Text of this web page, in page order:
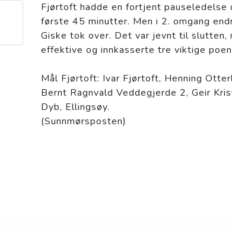
Fjørtoft hadde en fortjent pauseledelse
første 45 minutter. Men i 2. omgang
Giske tok over. Det var jevnt til slutten,
effektive og innkasserte tre viktige
Mål Fjørtoft: Ivar Fjørtoft, Henning
Bernt Ragnvald Veddegjerde 2, Geir
Dyb, Ellingsøy.
(Sunnmørsposten)